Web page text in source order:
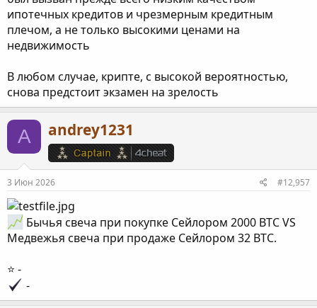
ипотечных кредитов и чрезмерным кредитным
плечом, а не только высокими ценами на
недвижимость
В любом случае, крипте, с высокой вероятностью,
снова предстоит экзамен на зрелость
A andrey1231
3 Июн 2026 #12,957
Бычья свеча при покупке Сейлором 2000 BTC VS
Медвежья свеча при продаже Сейлором 32 BTC.
⭐️ -
-